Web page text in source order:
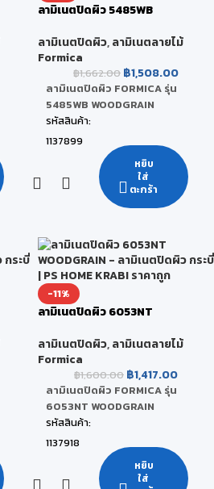
ลามิเนตปิดผิว 5485WB
ลามิเนตปิดผิว,ลามิเนตลายไม้
Formica
฿1,662.00 ฿1,508.00
ลามิเนตปิดผิว FORMICA รุ่น
5485WB WOODGRAIN
รหัสสินค้า:
1137899
FORMICA
ขนาดสินค้า:
122 x 244 x 0.08 CM
หน่วยนับ:
แผ่น
สินค้าพร้อมส่ง (จัดส่งภายใน 2-5 วัน)
หยิบ
ใส่
ตะกร้า
-11%
ลามิเนตปิดผิว 6053NT
ลามิเนตปิดผิว,ลามิเนตลายไม้
Formica
฿1,600.00 ฿1,417.00
ลามิเนตปิดผิว FORMICA รุ่น
6053NT WOODGRAIN
รหัสสินค้า:
1137918
FORMICA
หยิบ
ใส่